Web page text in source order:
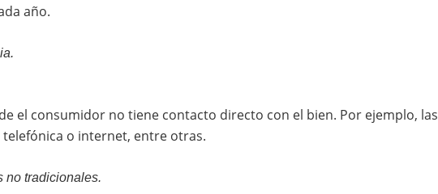
año.
el consumidor no tiene contacto directo con el bien. Por ejemplo, las
o internet, entre otras.
no tradicionales.